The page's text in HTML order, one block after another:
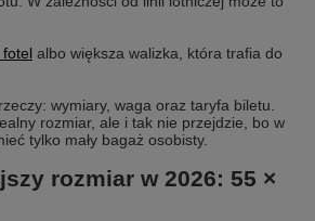
albo większa walizka, która trafia do
wymiary, waga oraz taryfa biletu.
rozmiar, ale i tak nie przejdzie, bo w
tylko mały bagaż osobisty.
rozmiar w 2026: 55 ×